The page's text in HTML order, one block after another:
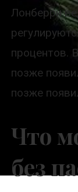
Лонберри
процентов.
позже
позже
Что
без